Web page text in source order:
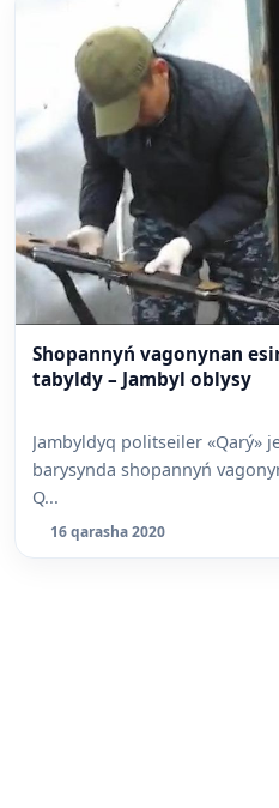
Shopannyń vagonynan
tabyldy – Jambyl oblysy
Jambyldyq politseiler «Qarý»
barysynda shopannyń
Q...
16 qarasha 2020